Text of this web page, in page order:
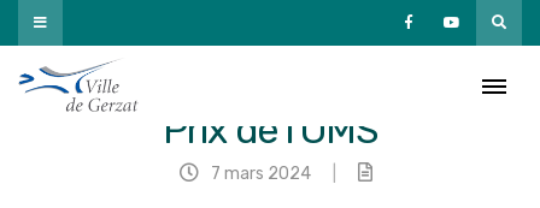
Passer
au
contenu
Prix de l’OMS
7 mars 2024